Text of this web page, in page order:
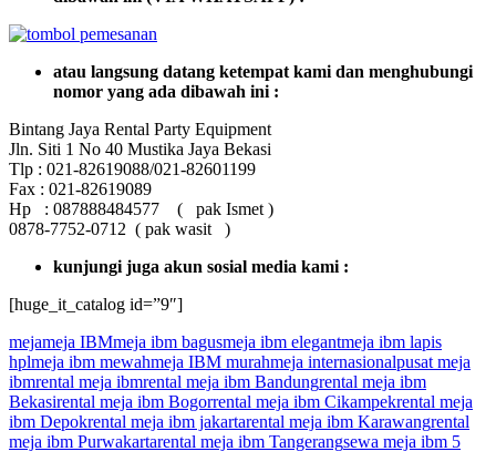
atau langsung datang ketempat kami dan menghubungi
nomor yang ada dibawah ini :
Bintang Jaya Rental Party Equipment
Jln. Siti 1 No 40 Mustika Jaya Bekasi
Tlp : 021-82619088/021-82601199
Fax : 021-82619089
Hp : 087888484577 ( pak Ismet )
0878-7752-0712 ( pak wasit )
kunjungi juga akun sosial media kami :
[huge_it_catalog id=”9″]
mejameja IBMmeja ibm bagusmeja ibm elegantmeja ibm lapis
hplmeja ibm mewahmeja IBM murahmeja internasionalpusat meja
ibmrental meja ibmrental meja ibm Bandungrental meja ibm
Bekasirental meja ibm Bogorrental meja ibm Cikampekrental meja
ibm Depokrental meja ibm jakartarental meja ibm Karawangrental
meja ibm Purwakartarental meja ibm Tangerangsewa meja ibm 5